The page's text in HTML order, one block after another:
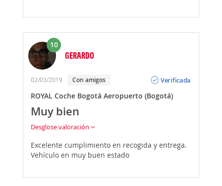
10
GERARDO
02/03/2019 Con amigos
Verificada
ROYAL Coche Bogotá Aeropuerto (Bogotá)
Muy bien
Desglose valoración
Excelente cumplimiento en recogida y entrega.
Vehículo en muy buen estado